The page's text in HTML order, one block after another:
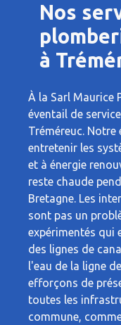
Nos
à
À la Sarl Maurice
éventail de
Tréméreuc.
entretenir les
et à énergie
reste chaude
Bretagne. Les
sont pas un
expérimentés qui
des lignes de
l'eau de la ligne
efforçons de
toutes les
commune,